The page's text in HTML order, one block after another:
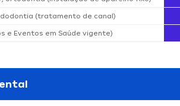
(tratamento de canal)
e Eventos em Saúde vigente)